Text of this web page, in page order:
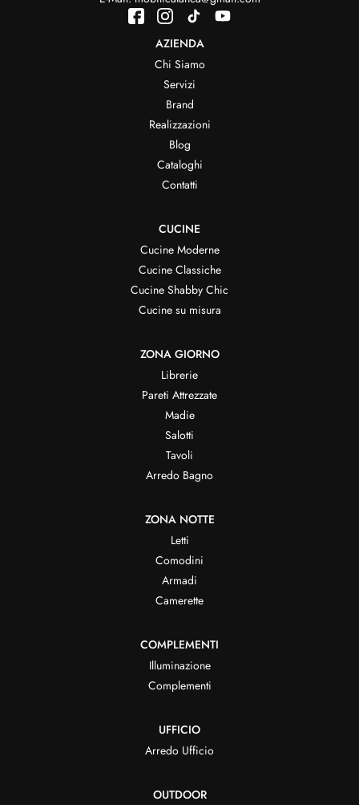
AZIENDA
Chi Siamo
Servizi
Brand
Realizzazioni
Blog
Cataloghi
Contatti
CUCINE
Cucine Moderne
Cucine Classiche
Cucine Shabby Chic
Cucine su misura
ZONA GIORNO
Librerie
Pareti Attrezzate
Madie
Salotti
Tavoli
Arredo Bagno
ZONA NOTTE
Letti
Comodini
Armadi
Camerette
COMPLEMENTI
Illuminazione
Complementi
UFFICIO
Arredo Ufficio
OUTDOOR